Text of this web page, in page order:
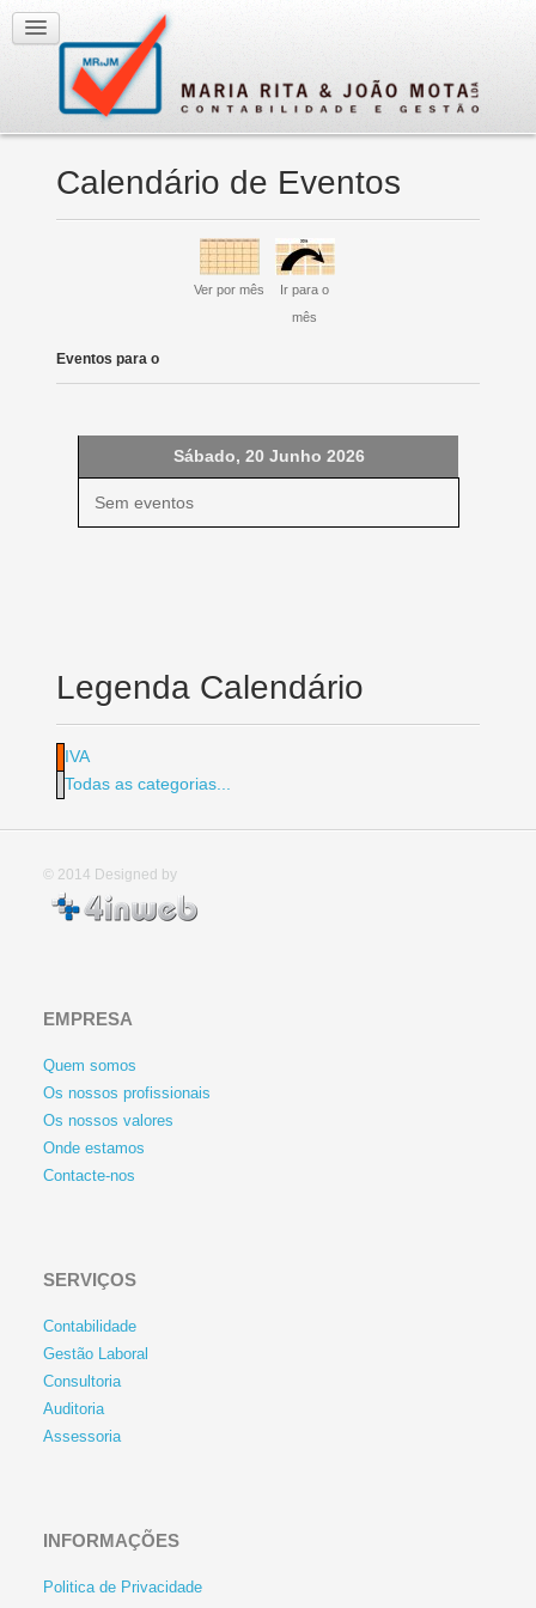
Calendário de Eventos
Ver por mês
Ir para o
mês
Eventos para o
Sábado, 20 Junho 2026
Sem eventos
Legenda Calendário
IVA
Todas as categorias...
© 2014 Designed by
EMPRESA
Quem somos
Os nossos profissionais
Os nossos valores
Onde estamos
Contacte-nos
SERVIÇOS
Contabilidade
Gestão Laboral
Consultoria
Auditoria
Assessoria
INFORMAÇÕES
Politica de Privacidade